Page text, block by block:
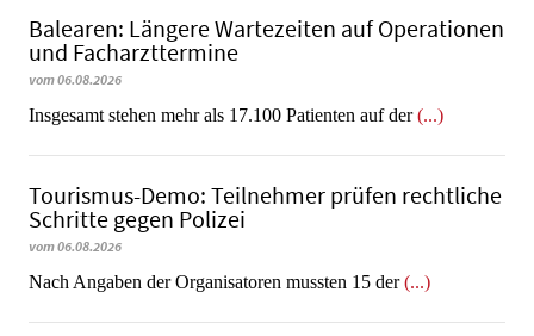
Balearen: Längere Wartezeiten auf Operationen
und Facharzttermine
vom 06.08.2026
Insgesamt stehen mehr als 17.100 Patienten auf der(...)
Tourismus-Demo: Teilnehmer prüfen rechtliche
Schritte gegen Polizei
vom 06.08.2026
Nach Angaben der Organisatoren mussten 15 der(...)